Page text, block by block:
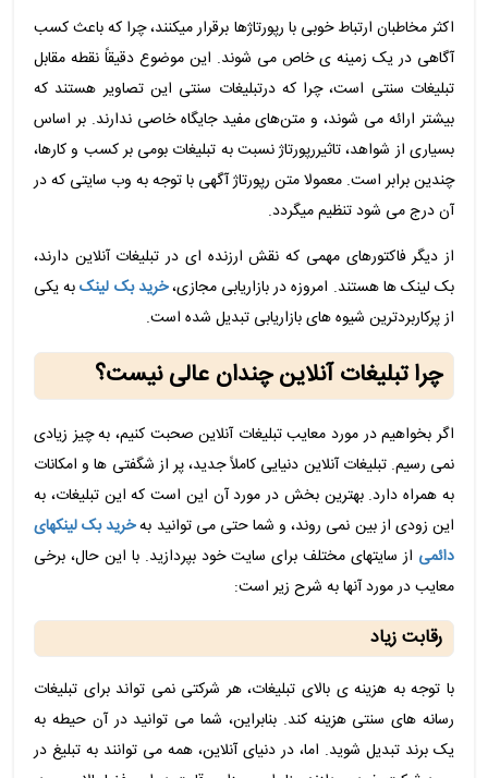
اکثر مخاطبان ارتباط خوبی با رپورتاژها برقرار میکنند، چرا که باعث کسب
آگاهی در یک زمینه ی خاص می شوند. این موضوع دقیقاً نقطه مقابل
تبلیغات سنتی است، چرا که درتبلیغات سنتی این تصاویر هستند که
بیشتر ارائه می شوند، و متن‌های مفید جایگاه خاصی ندارند. بر اساس
بسیاری از شواهد، تاثیررپورتاژ نسبت به تبلیغات بومی بر کسب و کارها،
چندین برابر است. معمولا متن رپورتاژ آگهی با توجه به وب سایتی که در
آن درج می شود تنظیم میگردد.
از دیگر فاکتورهای مهمی که نقش ارزنده ای در تبلیغات آنلاین دارند،
بک لینک ها هستند. امروزه در بازاریابی مجازی،خرید بک لینکبه یکی
از پرکاربردترین شیوه های بازاریابی تبدیل شده است.
چرا تبلیغات آنلاین چندان عالی نیست؟
اگر بخواهیم در مورد معایب تبلیغات آنلاین صحبت کنیم، به چیز زیادی
نمی رسیم. تبلیغات آنلاین دنیایی کاملاً جدید، پر از شگفتی ها و امکانات
به همراه دارد. بهترین بخش در مورد آن این است که این تبلیغات، به
این زودی از بین نمی روند، و شما حتی می توانید بهخرید بک لینکهای
دائمی از سایتهای مختلف برای سایت خود بپردازید. با این حال، برخی
معایب در مورد آنها به شرح زیر است:
رقابت زیاد
با توجه به هزینه ی بالای تبلیغات، هر شرکتی نمی تواند برای تبلیغات
رسانه های سنتی هزینه کند. بنابراین، شما می توانید در آن حیطه به
یک برند تبدیل شوید. اما، در دنیای آنلاین، همه می توانند به تبلیغ در